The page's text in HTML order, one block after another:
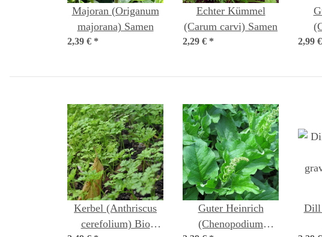
Majoran (Origanum
majorana) Samen
2,39 € *
Echter Kümmel
(Carum carvi) Samen
2,29 € * 2,99 €
Kerbel (Anthriscus
cerefolium) Bio
Guter Heinrich
(Chenopodium
Dill